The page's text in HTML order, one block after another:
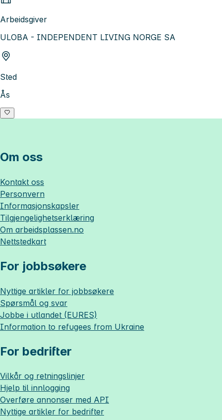
Arbeidsgiver
ULOBA - INDEPENDENT LIVING NORGE SA
Sted
Ås
Om oss
Kontakt oss
Personvern
Informasjonskapsler
Tilgjengelighetserklæring
Om arbeidsplassen.no
Nettstedkart
For jobbsøkere
Nyttige artikler for jobbsøkere
Spørsmål og svar
Jobbe i utlandet (EURES)
Information to refugees from Ukraine
For bedrifter
Vilkår og retningslinjer
Hjelp til innlogging
Overføre annonser med API
Nyttige artikler for bedrifter